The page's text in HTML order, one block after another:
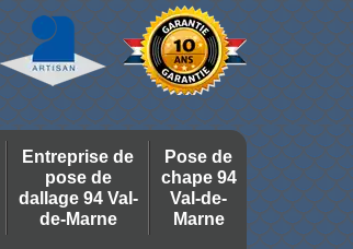
Entreprise de
pose de
dallage 94 Val-
de-Marne
Pose de
chape 94
Val-de-
Marne